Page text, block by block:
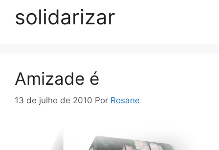
solidarizar
Amizade é
13 de julho de 2010 Por Rosane